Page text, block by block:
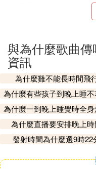
之廣
感覺確實不是一個等
短小，精悍，文筆絕
曲呢，字數太多，好
樣一來，傳播性就大
單純從這一點來看，
定的了。
Ⅶ 為什麼傷感的
與為什麼歌曲
資訊
為什麼雞不能長時間飛
為什麼有些孩子到晚上睡
為什麼一到晚上睡覺時全
為什麼直播要安排晚上時
發射時間為什麼選9時22